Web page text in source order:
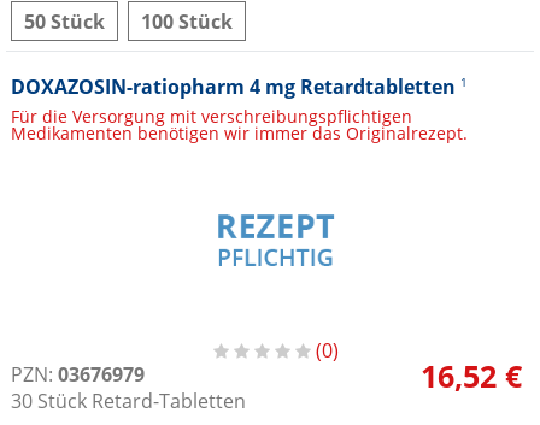
50 Stück 100 Stück
DOXAZOSIN-ratiopharm 4 mg Retardtabletten 1
Für die Versorgung mit verschreibungspflichtigen
Medikamenten benötigen wir immer das Originalrezept.
0
PZN: 03676979
30 Stück Retard-Tabletten
16,52 €